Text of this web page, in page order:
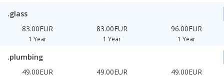
.glass
83.00EUR
1 Year
83.00EUR
1 Year
96.00EUR
1 Year
.plumbing
49.00EUR
49.00EUR 49.00EUR